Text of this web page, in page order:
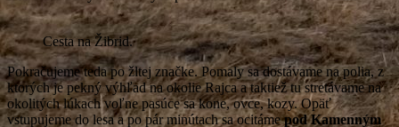
Cesta na Žibrid.
Pokračujeme teda po žltej značke. Pomaly sa dostávame na polia, z
ktorých je pekný výhľad na okolie Rajca a taktiež tu stretávame na
okolitých lúkach voľne pasúce sa kone, ovce, kozy. Opäť
vstupujeme do lesa a po pár minútach sa ocitámepod Kamenným